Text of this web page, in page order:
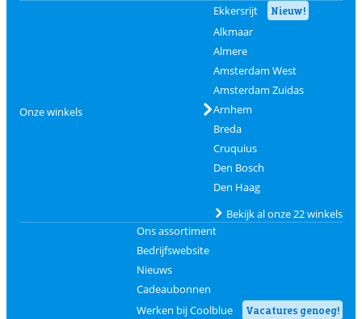
Onze winkels
Ekkersrijt Nieuw!
Alkmaar
Almere
Amsterdam West
Amsterdam Zuidas
Arnhem
Breda
Cruquius
Den Bosch
Den Haag
Bekijk al onze 22 winkels
Ons assortiment
Bedrijfswebsite
Nieuws
Cadeaubonnen
Werken bij Coolblue
Vacatures genoeg!